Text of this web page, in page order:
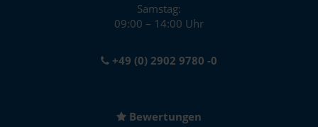
Samstag:
09:00 – 14:00 Uhr
+49 (0) 2902 9780 -0
Bewertungen